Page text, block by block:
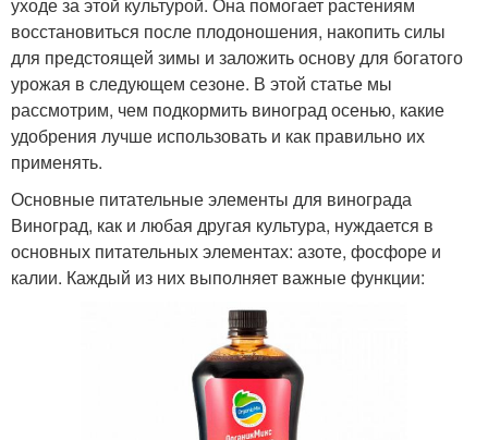
уходе за этой культурой. Она помогает растениям
восстановиться после плодоношения, накопить силы
для предстоящей зимы и заложить основу для богатого
урожая в следующем сезоне. В этой статье мы
рассмотрим, чем подкормить виноград осенью, какие
удобрения лучше использовать и как правильно их
применять.
Основные питательные элементы для винограда
Виноград, как и любая другая культура, нуждается в
основных питательных элементах: азоте, фосфоре и
калии. Каждый из них выполняет важные функции: